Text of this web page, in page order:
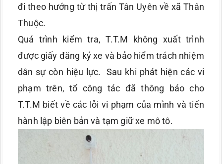
đi theo hướng từ thị trấn Tân Uyên về xã Thân
Thuộc.
Quá trình kiểm tra, T.T.M không xuất trình
được giấy đăng ký xe và bảo hiểm trách nhiệm
dân sự còn hiệu lực. Sau khi phát hiện các vi
phạm trên, tổ công tác đã thông báo cho
T.T.M biết về các lỗi vi phạm của mình và tiến
hành lập biên bản và tạm giữ xe mô tô.